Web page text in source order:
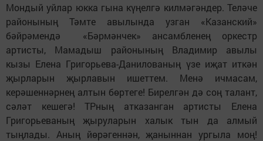
Мондый уйлар юкка гына күңелгә килмәгәндер. Теләче
районының Тәмте авылында узган «Казанский»
бәйрәмендә «Бәрмәнчек» ансамбленең оркестр
артисты, Мамадыш районының Владимир авылы
кызы Елена Григорьева-Данилованың үзе иҗат иткән
җырларын җырлавын ишеттем. Менә ичмасам,
керәшеннәрнең алтын бөртеге! Бирелгән дә соң талант,
сәләт кешегә! ТРның атказанган артисты Елена
Григорьеваның җыруларын халык тын да алмый
тыңлады. Аның йөрәгеннән, җаныннан ургыла моң!